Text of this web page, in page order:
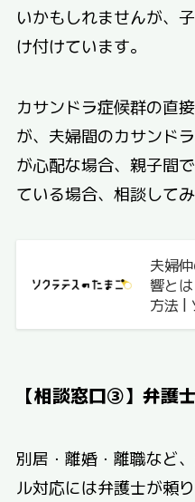
いかもしれませんが、
け付けています。
カサンドラ症候群の直
が、夫婦間のカサンド
が心配な場合、親子間
ている場合、相談して
夫婦
響と
方法 |
【相談窓口③】弁護
別居・離婚・離職など
ル対応には弁護士が頼